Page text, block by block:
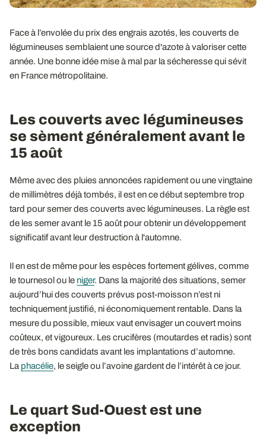
Face à l’envolée du prix des engrais azotés, les couverts de
légumineuses semblaient une source d'azote à valoriser cette
année. Une bonne idée mise à mal par la sécheresse qui sévit
en France métropolitaine.
Les couverts avec légumineuses
se sèment généralement avant le
15 août
Même avec des pluies annoncées rapidement ou une vingtaine
de millimètres déjà tombés, il est en ce début septembre trop
tard pour semer des couverts avec légumineuses. La règle est
de les semer avant le 15 août pour obtenir un développement
significatif avant leur destruction à l'automne.
Il en est de même pour les espèces fortement gélives, comme
le tournesol ou le niger. Dans la majorité des situations, semer
aujourd’hui des couverts prévus post-moisson n’est ni
techniquement justifié, ni économiquement rentable. Dans la
mesure du possible, mieux vaut envisager un couvert moins
coûteux, et vigoureux. Les crucifères (moutardes et radis) sont
de très bons candidats avant les implantations d’automne.
La phacélie, le seigle ou l’avoine gardent de l’intérêt à ce jour.
Le quart Sud-Ouest est une
exception